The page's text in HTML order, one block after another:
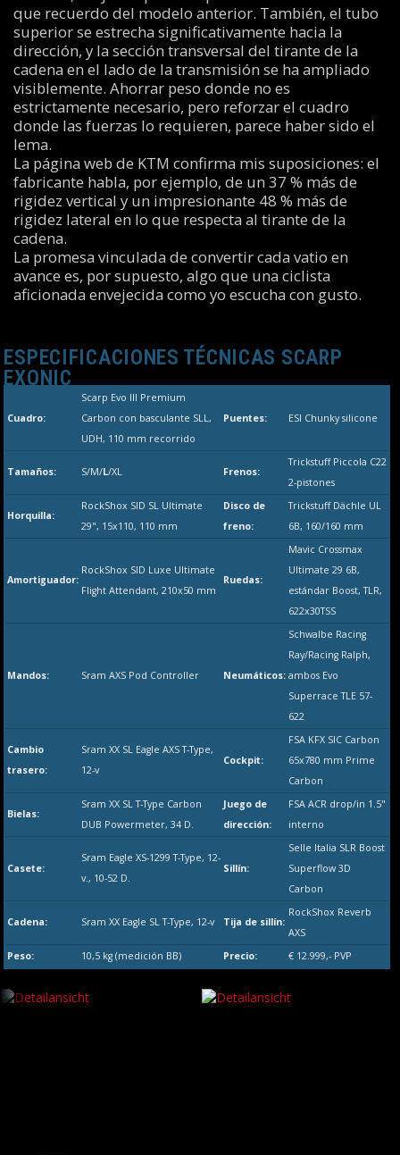
que recuerdo del modelo anterior. También, el tubo
superior se estrecha significativamente hacia la
dirección, y la sección transversal del tirante de la
cadena en el lado de la transmisión se ha ampliado
visiblemente. Ahorrar peso donde no es
estrictamente necesario, pero reforzar el cuadro
donde las fuerzas lo requieren, parece haber sido el
lema.
La página web de KTM confirma mis suposiciones: el
fabricante habla, por ejemplo, de un 37 % más de
rigidez vertical y un impresionante 48 % más de
rigidez lateral en lo que respecta al tirante de la
cadena.
La promesa vinculada de convertir cada vatio en
avance es, por supuesto, algo que una ciclista
aficionada envejecida como yo escucha con gusto.
ESPECIFICACIONES TÉCNICAS SCARP
EXONIC
Cuadro:
Scarp Evo III Premium
Carbon con basculante SLL,
UDH, 110 mm recorrido
Puentes: ESI Chunky silicone
Tamaños: S/M/L/XL Frenos:
Trickstuff Piccola C22
2-pistones
Horquilla:
RockShox SID SL Ultimate
29", 15x110, 110 mm
Disco de
freno:
Trickstuff Dächle UL
6B, 160/160 mm
Amortiguador:
RockShox SID Luxe Ultimate
Flight Attendant, 210x50 mm
Ruedas:
Mavic Crossmax
Ultimate 29 6B,
estándar Boost, TLR,
622x30TSS
Mandos: Sram AXS Pod Controller Neumáticos:
Schwalbe Racing
Ray/Racing Ralph,
ambos Evo
Superrace TLE 57-
622
Cambio
trasero:
Sram XX SL Eagle AXS T-Type,
12-v
Cockpit:
FSA KFX SIC Carbon
65x780 mm Prime
Carbon
Bielas:
Sram XX SL T-Type Carbon
DUB Powermeter, 34 D.
Juego de
dirección:
FSA ACR drop/in 1.5"
interno
Casete:
Sram Eagle XS-1299 T-Type, 12-
v., 10-52 D.
Sillín:
Selle Italia SLR Boost
Superflow 3D
Carbon
Cadena: Sram XX Eagle SL T-Type, 12-v Tija de sillín:
RockShox Reverb
AXS
Peso:
10,5 kg (medición BB) Precio: € 12.999,- PVP